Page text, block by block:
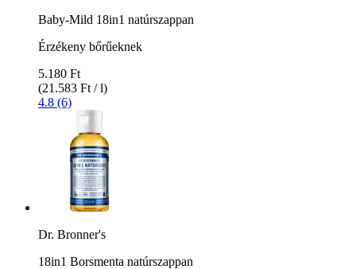
Baby-Mild 18in1 natúrszappan
Érzékeny bőrűeknek
5.180 Ft
(21.583 Ft / l)
4.8 (6)
Dr. Bronner's
18in1 Borsmenta natúrszappan